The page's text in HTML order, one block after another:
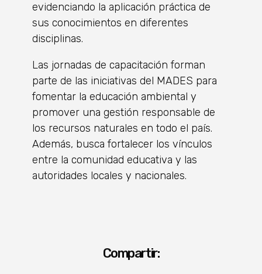
evidenciando la aplicación práctica de
sus conocimientos en diferentes
disciplinas.
Las jornadas de capacitación forman
parte de las iniciativas del MADES para
fomentar la educación ambiental y
promover una gestión responsable de
los recursos naturales en todo el país.
Además, busca fortalecer los vínculos
entre la comunidad educativa y las
autoridades locales y nacionales.
Compartir: